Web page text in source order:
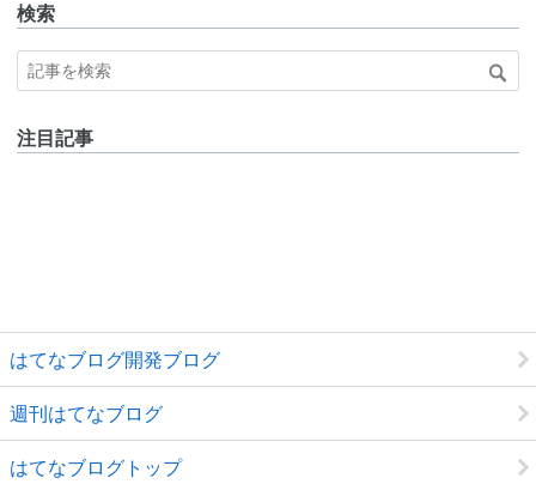
検索
注目記事
はてなブログ開発ブログ
週刊はてなブログ
はてなブログトップ